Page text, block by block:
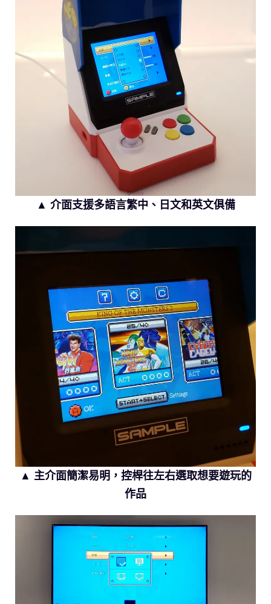
▲ 介面支援多語言繁中、日文和英文俱備
▲ 主介面簡潔易明，控桿往左右選取想要遊玩的
作品